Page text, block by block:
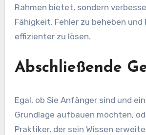
Rahmen bietet, sondern
Fähigkeit, Fehler zu beheben und
effizienter zu lösen.
Abschließende
Egal, ob Sie Anfänger sind und
Grundlage aufbauen möchten,
Praktiker, der sein Wissen